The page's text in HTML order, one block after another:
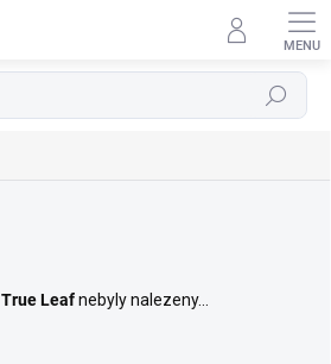
Hledat
True Leafnebyly nalezeny...